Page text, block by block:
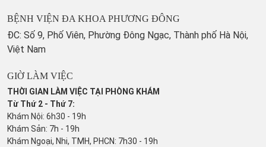
BỆNH VIỆN ĐA KHOA PHƯƠNG ĐÔNG
ĐC: Số 9, Phố Viên, Phường Đông Ngạc, Thành phố Hà Nội,
Việt Nam
GIỜ LÀM VIỆC
THỜI GIAN LÀM VIỆC TẠI PHÒNG KHÁM
Từ Thứ 2 - Thứ 7:
Khám Nội: 6h30 - 19h
Khám Sản: 7h - 19h
Khám Ngoại, Nhi, TMH, PHCN: 7h30 - 19h